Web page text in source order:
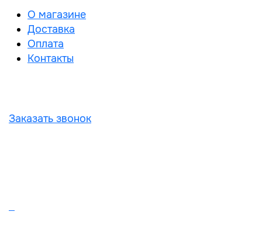
О магазине
Доставка
Оплата
Контакты
Заказать звонок